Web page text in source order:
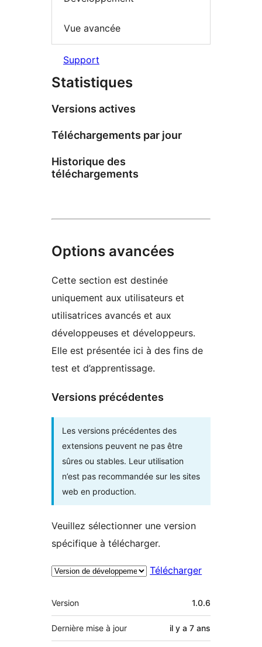
Vue avancée
Support
Statistiques
Versions actives
Téléchargements par jour
Historique des
téléchargements
Options avancées
Cette section est destinée
uniquement aux utilisateurs et
utilisatrices avancés et aux
développeuses et développeurs.
Elle est présentée ici à des fins de
test et d’apprentissage.
Versions précédentes
Les versions précédentes des
extensions peuvent ne pas être
sûres ou stables. Leur utilisation
n’est pas recommandée sur les sites
web en production.
Veuillez sélectionner une version
spécifique à télécharger.
Télécharger
Méta
Version 1.0.6
Dernière mise à jour il y a 7 ans